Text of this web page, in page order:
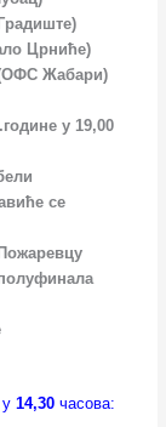
Црниће)
Жабари)
у 19,00
се
14,30 часова: